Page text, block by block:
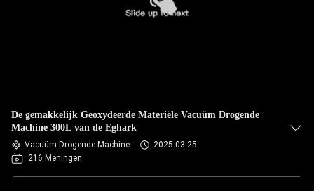
De gemakkelijk Geoxydeerde Materiële Vacuüm Drogende
Machine 300L van de Eghark
Vacuüm Drogende Machine
2025-03-25
216 Meningen